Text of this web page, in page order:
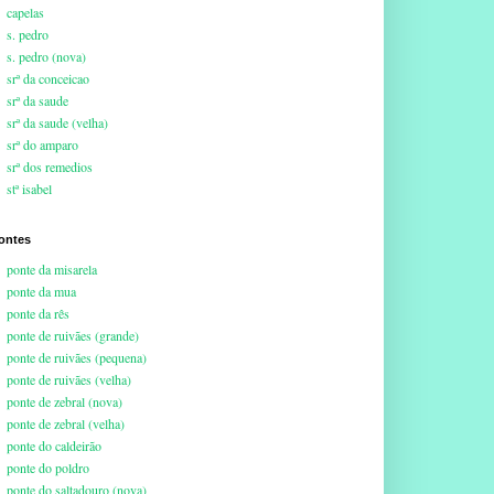
capelas
s. pedro
s. pedro (nova)
srª da conceicao
srª da saude
srª da saude (velha)
srª do amparo
srª dos remedios
stª isabel
ponte da misarela
ponte da mua
ponte da rês
ponte de ruivães (grande)
ponte de ruivães (pequena)
ponte de ruivães (velha)
ponte de zebral (nova)
ponte de zebral (velha)
ponte do caldeirão
ponte do poldro
ponte do saltadouro (nova)